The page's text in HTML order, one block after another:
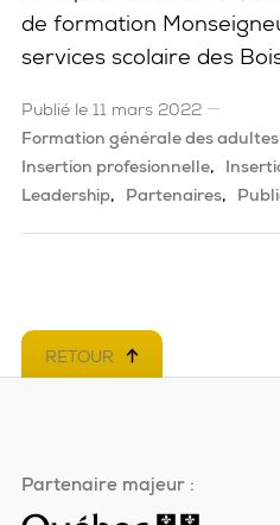
de formation
services scolaire des
Publié le 11 mars 2022
Formation générale des
Insertion profesionnelle
Leadership
Partenaires
RETOUR EN HAUT DE PAGE
Partenaire majeur :